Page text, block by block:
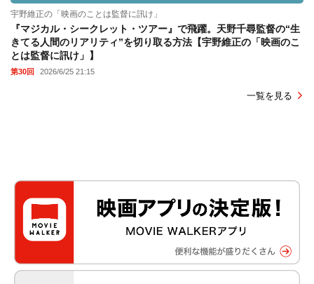
宇野維正の「映画のことは監督に訊け」
『マジカル・シークレット・ツアー』で飛躍。天野千尋監督の“生
きてる人間のリアリティ”を切り取る方法【宇野維正の「映画のこ
とは監督に訊け」】
第30回 2026/6/25 21:15
一覧を見る